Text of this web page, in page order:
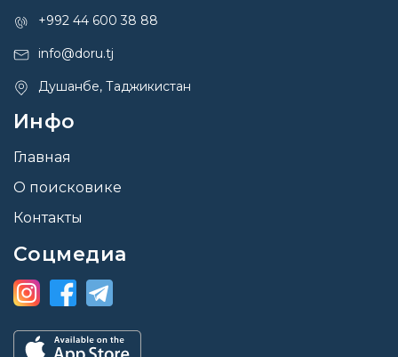
+992 44 600 38 88
info@doru.tj
Душанбе, Таджикистан
Инфо
Главная
О поисковике
Контакты
Соцмедиа